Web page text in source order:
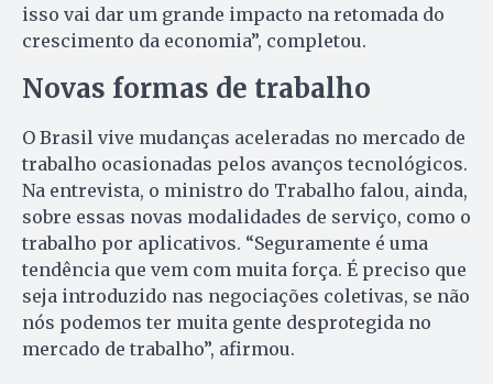
isso vai dar um grande impacto na retomada do
crescimento da economia”, completou.
Novas formas de trabalho
O Brasil vive mudanças aceleradas no mercado de
trabalho ocasionadas pelos avanços tecnológicos.
Na entrevista, o ministro do Trabalho falou, ainda,
sobre essas novas modalidades de serviço, como o
trabalho por aplicativos. “Seguramente é uma
tendência que vem com muita força. É preciso que
seja introduzido nas negociações coletivas, se não
nós podemos ter muita gente desprotegida no
mercado de trabalho”, afirmou.